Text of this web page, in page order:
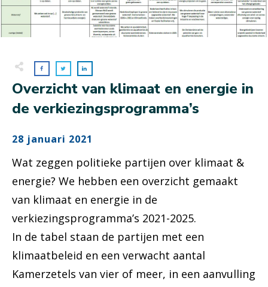
Overzicht van klimaat en energie in
de verkiezingsprogramma’s
28 januari 2021
Wat zeggen politieke partijen over klimaat &
energie? We hebben een overzicht gemaakt
van klimaat en energie in de
verkiezingsprogramma’s 2021-2025.
In de tabel staan de partijen met een
klimaatbeleid en een verwacht aantal
Kamerzetels van vier of meer, in een aanvulling